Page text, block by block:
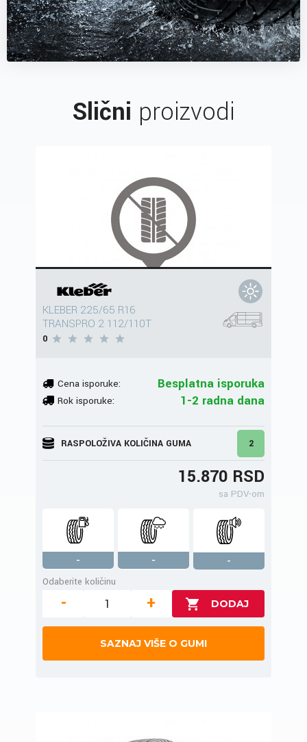
Slični proizvodi
KLEBER 225/65 R16
TRANSPRO 2 112/110T
0
Cena isporuke: Besplatna isporuka
Rok isporuke: 1-2 radna dana
RASPOLOŽIVA KOLIČINA GUMA 2
15.870 RSD
sa PDV-om
- -
-
Odaberite količinu
- +
SAZNAJ VIŠE O GUMI